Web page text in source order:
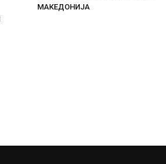
МАКЕДОНИЈА